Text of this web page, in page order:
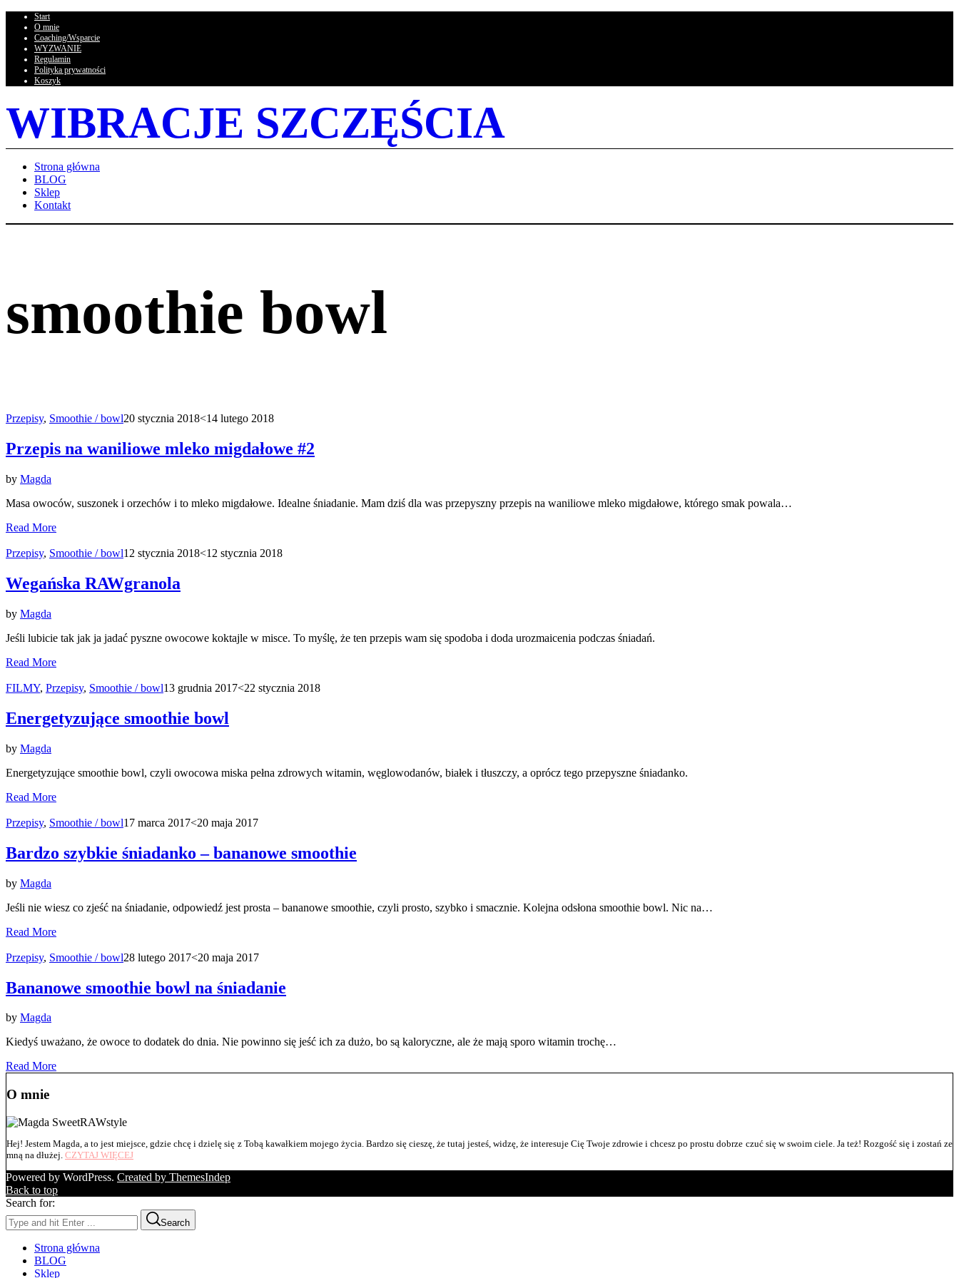
Start
O mnie
Coaching/Wsparcie
WYZWANIE
Regulamin
Polityka prywatności
Koszyk
WIBRACJE SZCZĘŚCIA
Strona główna
BLOG
Sklep
Kontakt
smoothie bowl
Przepisy, Smoothie / bowl20 stycznia 2018<14 lutego 2018
Przepis na waniliowe mleko migdałowe #2
by Magda
Masa owoców, suszonek i orzechów i to mleko migdałowe. Idealne śniadanie. Mam dziś dla was przepyszny przepis na waniliowe mleko migdałowe, którego smak powala…
Read More
Przepisy, Smoothie / bowl12 stycznia 2018<12 stycznia 2018
Wegańska RAWgranola
by Magda
Jeśli lubicie tak jak ja jadać pyszne owocowe koktajle w misce. To myślę, że ten przepis wam się spodoba i doda urozmaicenia podczas śniadań.
Read More
FILMY, Przepisy, Smoothie / bowl13 grudnia 2017<22 stycznia 2018
Energetyzujące smoothie bowl
by Magda
Energetyzujące smoothie bowl, czyli owocowa miska pełna zdrowych witamin, węglowodanów, białek i tłuszczy, a oprócz tego przepyszne śniadanko.
Read More
Przepisy, Smoothie / bowl17 marca 2017<20 maja 2017
Bardzo szybkie śniadanko – bananowe smoothie
by Magda
Jeśli nie wiesz co zjeść na śniadanie, odpowiedź jest prosta – bananowe smoothie, czyli prosto, szybko i smacznie. Kolejna odsłona smoothie bowl. Nic na…
Read More
Przepisy, Smoothie / bowl28 lutego 2017<20 maja 2017
Bananowe smoothie bowl na śniadanie
by Magda
Kiedyś uważano, że owoce to dodatek do dnia. Nie powinno się jeść ich za dużo, bo są kaloryczne, ale że mają sporo witamin trochę…
Read More
O mnie
Hej! Jestem Magda, a to jest miejsce, gdzie chcę i dzielę się z Tobą kawałkiem mojego życia. Bardzo się cieszę, że tutaj jesteś, widzę, że interesuje Cię Twoje zdrowie i chcesz po prostu dobrze czuć się w swoim ciele. Ja też! Rozgość się i zostań ze
mną na dłużej. CZYTAJ WIĘCEJ
Powered by WordPress. Created by ThemesIndep
Back to top
Search for:
Search
Strona główna
BLOG
Sklep